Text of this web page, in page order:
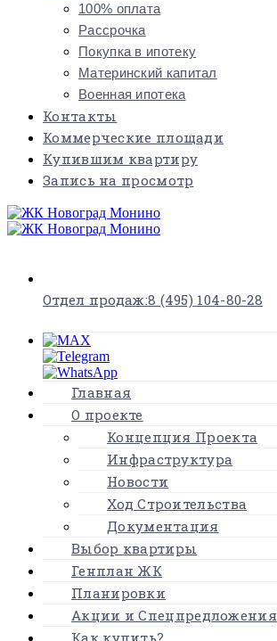
100% оплата
Рассрочка
Покупка в ипотеку
Материнский капитал
Военная ипотека
Контакты
Коммерческие площади
Купившим квартиру
Запись на просмотр
Отдел продаж:8 (495) 104-80-28
Главная
О проекте
Концепция Проекта
Инфраструктура
Новости
Ход Строительства
Документация
Выбор квартиры
Генплан ЖК
Планировки
Акции и Спецпредложения